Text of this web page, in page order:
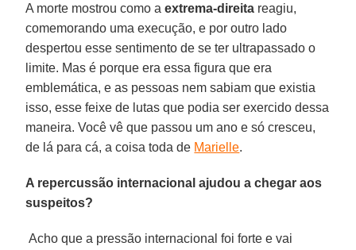
A morte mostrou como a extrema-direita reagiu,
comemorando uma execução, e por outro lado
despertou esse sentimento de se ter ultrapassado o
limite. Mas é porque era essa figura que era
emblemática, e as pessoas nem sabiam que existia
isso, esse feixe de lutas que podia ser exercido dessa
maneira. Você vê que passou um ano e só cresceu,
de lá para cá, a coisa toda de Marielle.
A repercussão internacional ajudou a chegar aos
suspeitos?
Acho que a pressão internacional foi forte e vai